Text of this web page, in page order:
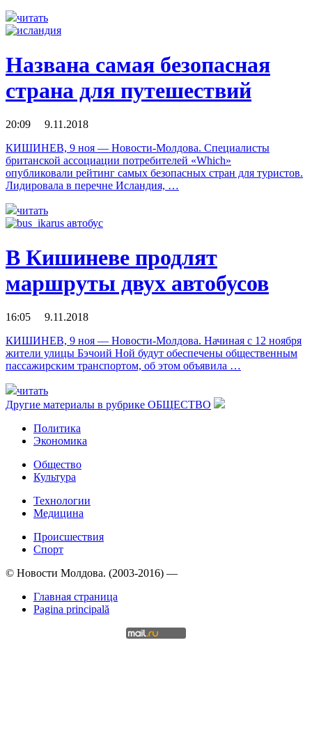
читать
Названа самая безопасная
страна для путешествий
20:09 9.11.2018
КИШИНЕВ, 9 ноя — Новости-Молдова. Специалисты
британской ассоциации потребителей «Which»
опубликовали рейтинг самых безопасных стран для туристов.
Лидировала в перечне Исландия, …
читать
В Кишиневе продлят
маршруты двух автобусов
16:05 9.11.2018
КИШИНЕВ, 9 ноя — Новости-Молдова. Начиная с 12 ноября
жители улицы Бэчоий Ной будут обеспечены общественным
пассажирским транспортом, об этом объявила …
читать
Другие материалы в рубрике ОБЩЕСТВО
Политика
Экономика
Общество
Культура
Технологии
Медицина
Происшествия
Спорт
© Новости Молдова. (2003-2016) —
Главная страница
Pagina principală